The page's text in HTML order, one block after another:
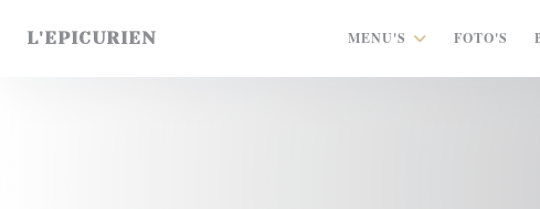
L'EPICURIEN MENU'S FOTO'S